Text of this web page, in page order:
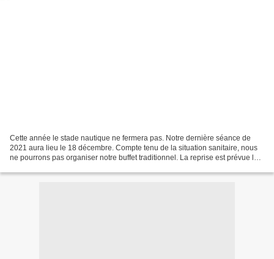
Cette année le stade nautique ne fermera pas. Notre dernière séance de
2021 aura lieu le 18 décembre. Compte tenu de la situation sanitaire, nous
ne pourrons pas organiser notre buffet traditionnel. La reprise est prévue le